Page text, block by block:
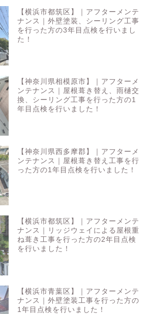
【横浜市都筑区】｜アフターメンテ
ナンス｜外壁塗装、シーリング工事
を行った方の3年目点検を行いまし
た！
【神奈川県相模原市】｜アフターメ
ンテナンス｜屋根葺き替え、雨樋交
換、シーリング工事を行った方の1
年目点検を行いました！
【神奈川県西多摩郡】｜アフターメ
ンテナンス｜屋根葺き替え工事を行
った方の1年目点検を行いました！
【横浜市都筑区】｜アフターメンテ
ナンス｜リッジウェイによる屋根重
ね葺き工事を行った方の2年目点検
を行いました！
【横浜市青葉区】｜アフターメンテ
ナンス｜外壁塗装工事を行った方の
1年目点検を行いました！